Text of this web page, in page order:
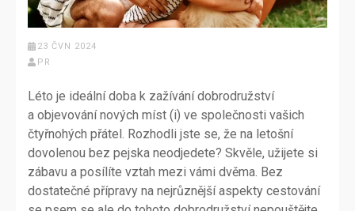
23 ČVN 2024
PR
Léto je ideální doba k zažívání dobrodružství
a objevování nových míst (i) ve společnosti vašich
čtyřnohých přátel. Rozhodli jste se, že na letošní
dovolenou bez pejska neodjedete? Skvěle, užijete si
zábavu a posílíte vztah mezi vámi dvěma. Bez
dostatečné přípravy na nejrůznější aspekty cestování